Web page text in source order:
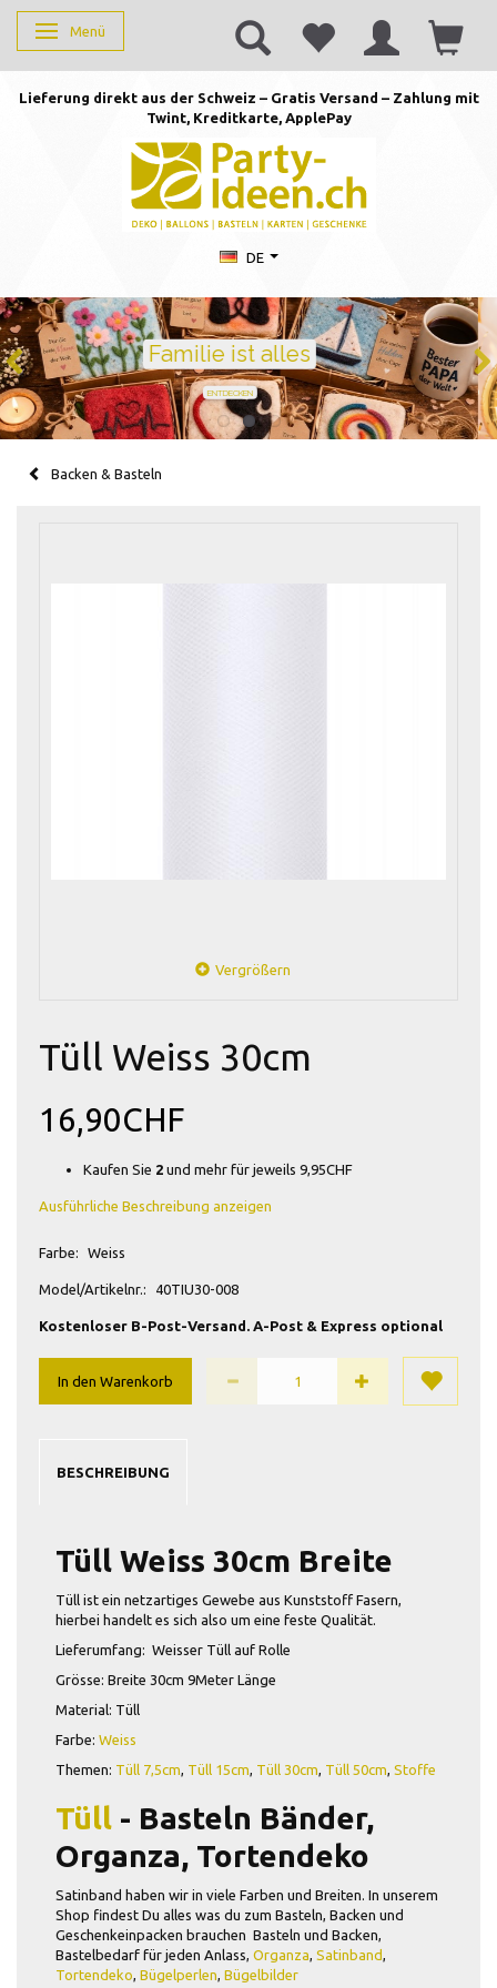
Anzeige ändern
Menü
Lieferung direkt aus der Schweiz – Gratis Versand – Zahlung mit
Twint, Kreditkarte, ApplePay
DE
Geburtstag feiern mit Stil
Ballons · Tischdeko · Karten · Zahlen
GEBURTSTAGSDEKO ENTDECKEN
Backen & Basteln
Vergrößern
Tüll Weiss 30cm
16,90CHF
Kaufen Sie 2 und mehr für jeweils 9,95CHF
Ausführliche Beschreibung anzeigen
Farbe: Weiss
Model/Artikelnr.: 40TIU30-008
Kostenloser B-Post-Versand. A-Post & Express optional
In den Warenkorb
BESCHREIBUNG
Tüll Weiss 30cm Breite
Tüll ist ein netzartiges Gewebe aus Kunststoff Fasern,
hierbei handelt es sich also um eine feste Qualität.
Lieferumfang: Weisser Tüll auf Rolle
Grösse: Breite 30cm 9Meter Länge
Material: Tüll
Farbe: Weiss
Themen: Tüll 7,5cm, Tüll 15cm, Tüll 30cm, Tüll 50cm, Stoffe
Tüll - Basteln Bänder,
Organza, Tortendeko
Satinband haben wir in viele Farben und Breiten. In unserem
Shop findest Du alles was du zum Basteln, Backen und
Geschenkeinpacken brauchen Basteln und Backen,
Bastelbedarf für jeden Anlass, Organza, Satinband,
Tortendeko, Bügelperlen, Bügelbilder